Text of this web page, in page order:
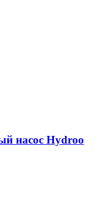
насос Hydroo